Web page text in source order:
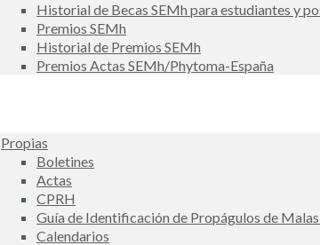
Historial de Becas SEMh para estudiantes y
Premios SEMh
Historial de Premios SEMh
Premios Actas SEMh/Phytoma-España
Propias
Boletines
Actas
CPRH
Guía de Identificación de Propágulos de
Calendarios